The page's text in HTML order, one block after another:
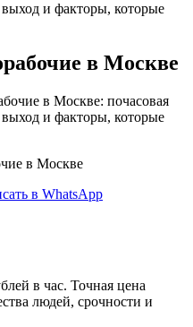
и факторы, которые
в Москве
в Москве: почасовая
и факторы, которые
в WhatsApp
в час. Точная цена
людей, срочности и